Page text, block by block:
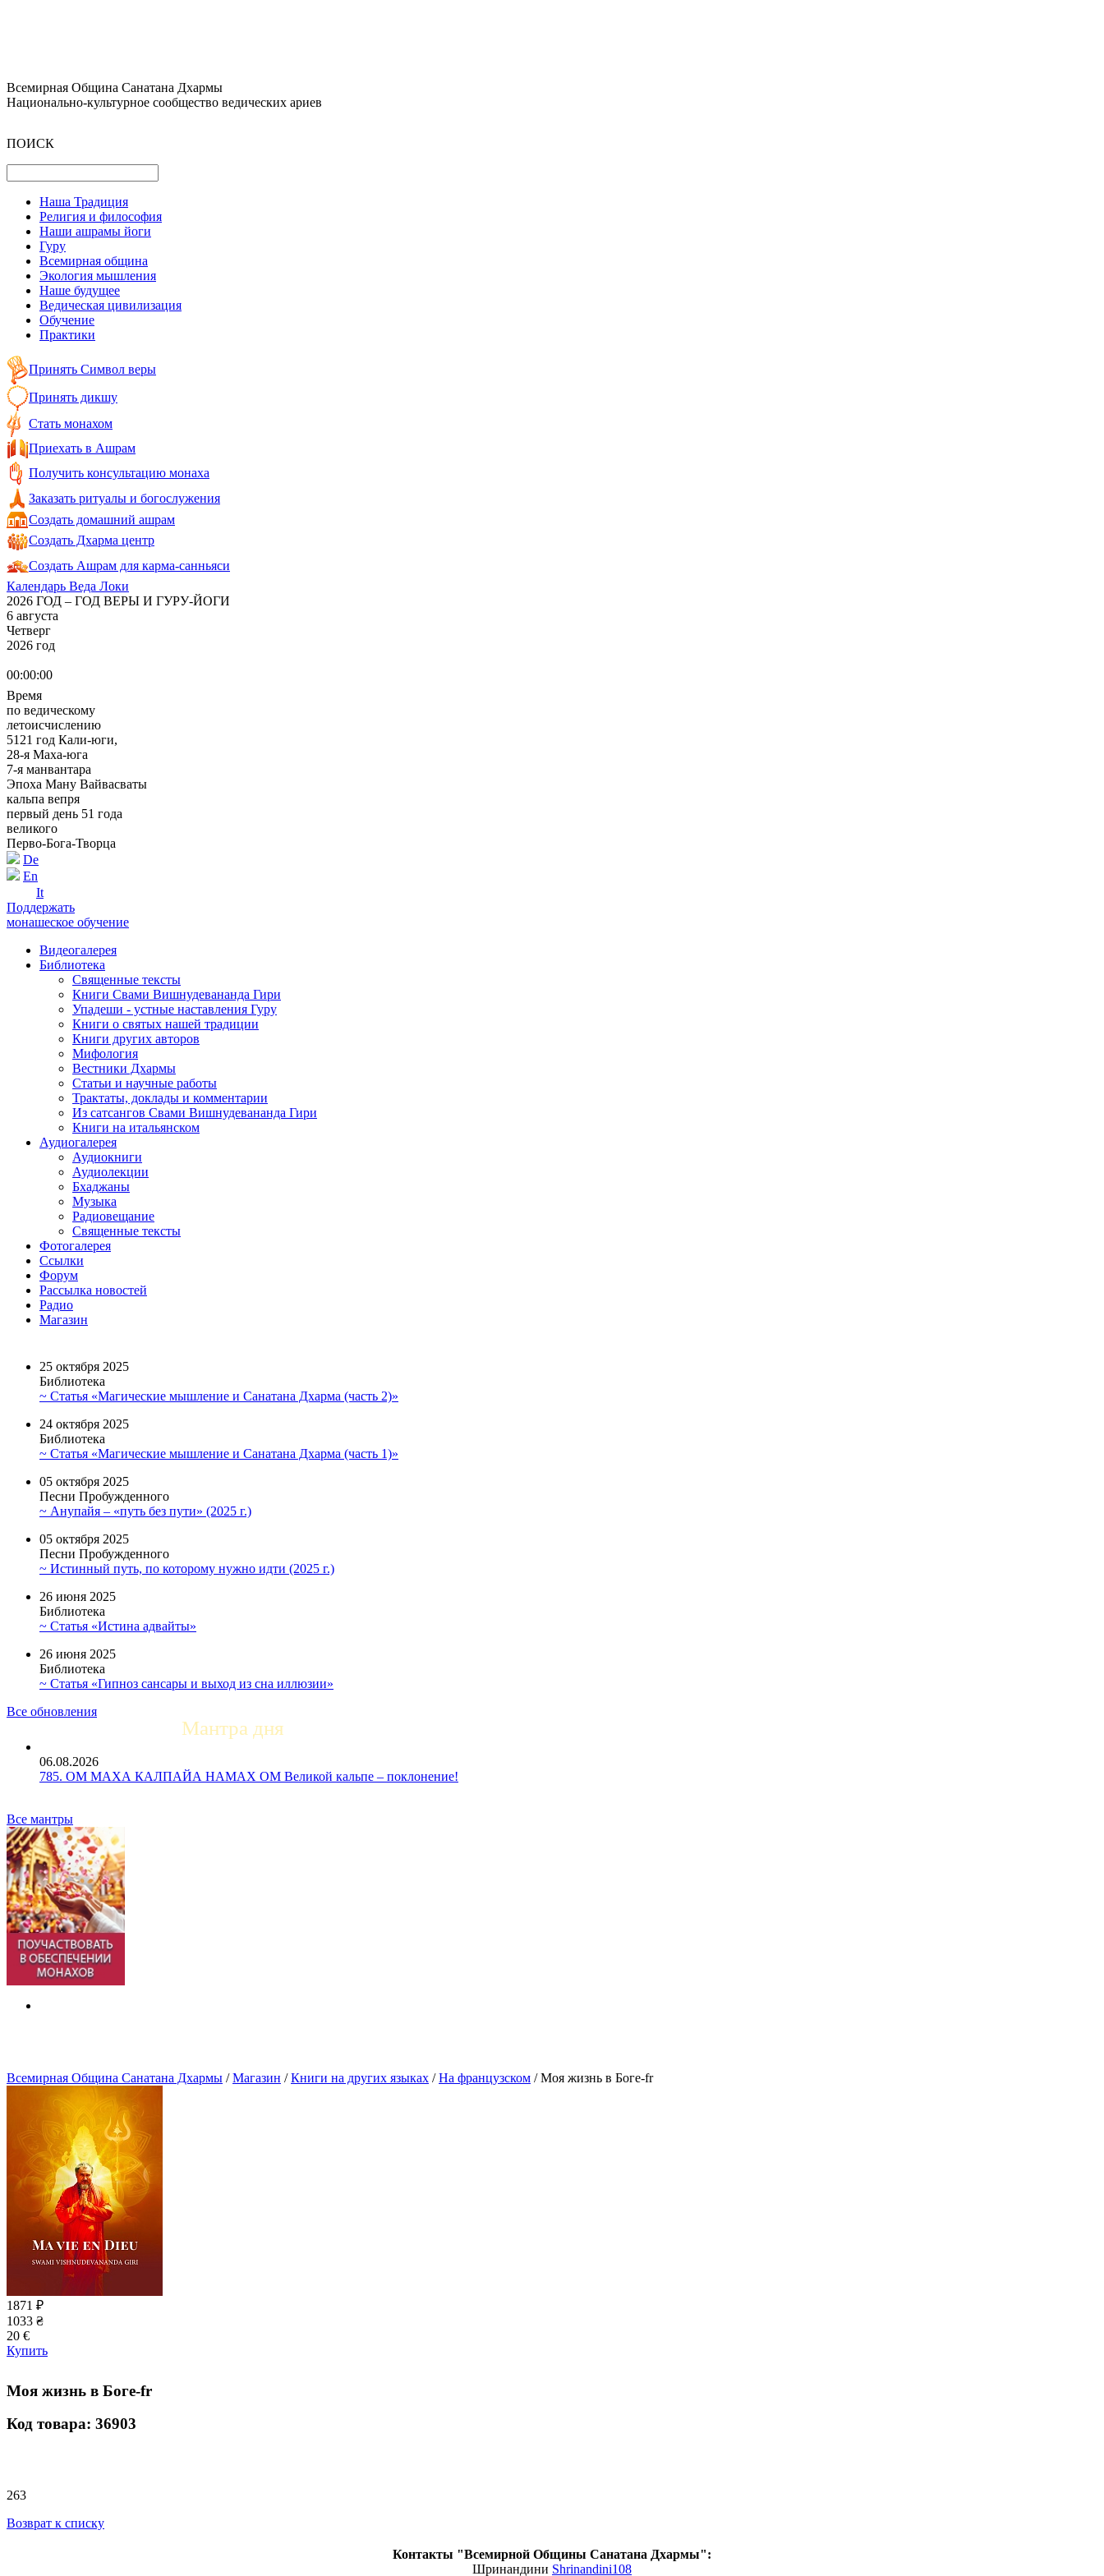
Всемирная Община Санатана Дхармы
Национально-культурное сообщество ведических ариев
ПОИСК
Наша Традиция
Религия и философия
Наши ашрамы йоги
Гуру
Всемирная община
Экология мышления
Наше будущее
Ведическая цивилизация
Обучение
Практики
Принять Символ веры
Принять дикшу
Стать монахом
Приехать в Ашрам
Получить консультацию монаха
Заказать ритуалы и богослужения
Создать домашний ашрам
Создать Дхарма центр
Создать Ашрам для карма-санньяси
Календарь Веда Локи
2026 ГОД – ГОД ВЕРЫ И ГУРУ-ЙОГИ
6 августа
Четверг
2026 год
00:00:00
Время
по ведическому
летоисчислению
5121 год Кали-юги,
28-я Маха-юга
7-я манвантара
Эпоха Ману Вайвасваты
кальпа вепря
первый день 51 года
великого
Перво-Бога-Творца
De
En
It
Поддержать
монашеское обучение
Видеогалерея
Библиотека
Священные тексты
Книги Свами Вишнудевананда Гири
Упадеши - устные наставления Гуру
Книги о святых нашей традиции
Книги других авторов
Мифология
Вестники Дхармы
Статьи и научные работы
Трактаты, доклады и комментарии
Из сатсангов Свами Вишнудевананда Гири
Книги на итальянском
Аудиогалерея
Аудиокниги
Аудиолекции
Бхаджаны
Музыка
Радиовещание
Священные тексты
Фотогалерея
Ссылки
Форум
Рассылка новостей
Радио
Магазин
25 октября 2025
Библиотека
~ Статья «Магические мышление и Санатана Дхарма (часть 2)»
24 октября 2025
Библиотека
~ Статья «Магические мышление и Санатана Дхарма (часть 1)»
05 октября 2025
Песни Пробужденного
~ Анупайя – «путь без пути» (2025 г.)
05 октября 2025
Песни Пробужденного
~ Истинный путь, по которому нужно идти (2025 г.)
26 июня 2025
Библиотека
~ Статья «Истина адвайты»
26 июня 2025
Библиотека
~ Статья «Гипноз сансары и выход из сна иллюзии»
Все обновления
Мантра дня
06.08.2026
785. ОМ МАХА КАЛПАЙА НАМАХ ОМ Великой кальпе – поклонение!
Все мантры
Всемирная Община Санатана Дхармы /Магазин /Книги на других языках /На французском /Моя жизнь в Боге-fr
1871 ₽
1033 ₴
20 €
Купить
Моя жизнь в Боге-fr
Код товара: 36903
263
Возврат к списку
Контакты "Всемирной Общины Санатана Дхармы":
Шринандини Shrinandini108